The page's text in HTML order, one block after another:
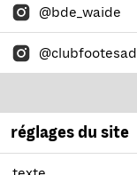
@bde_waide
@clubfootesad
réglages du site